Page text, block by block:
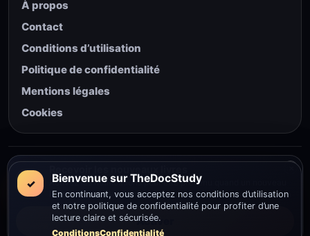
À propos
Contact
Conditions d’utilisation
Politique de confidentialité
Mentions légales
Cookies
© 2026 The Doc Study — Tous droits réservés.
✓ Bienvenue sur TheDocStudy
En continuant, vous acceptez nos conditions d’utilisation
et notre politique de confidentialité pour profiter d’une
lecture claire et sécurisée.
ConditionsConfidentialité
×
Activez les notifications pour être prévenu quand un nouveau
livre est ajouté sur TheDocStudy.
Activer